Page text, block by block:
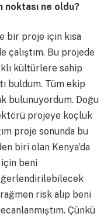
noktası ne oldu?
bir proje için kısa
çalıştım. Bu projede
kültürlere sahip
buldum. Tüm ekip
bulunuyordum. Doğu
projeye koçluk
proje sonunda bu
biri olan Kenya’da
için beni
risk alıp beni
Çünkü